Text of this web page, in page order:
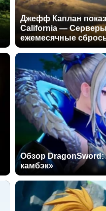
Джефф Каплан
California — Серверы
ежемесячные
Обзор
камбэк»